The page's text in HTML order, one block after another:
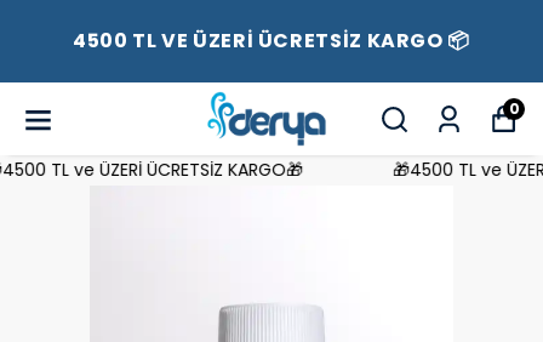
4500 TL VE ÜZERİ ÜCRETSİZ KARGO 📦
0
TL ve ÜZERİ ÜCRETSİZ KARGO🎁 🎁4500 TL ve ÜZERİ